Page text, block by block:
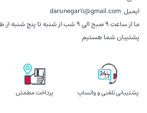
ایمیل darunegar11@gmail.com
ما از ساعت 9 صبح الی 9 شب از شنبه تا
پشتیبان شما هستیم
پشتیبانی تلفنی و واتساپ پرداخت مطمئن